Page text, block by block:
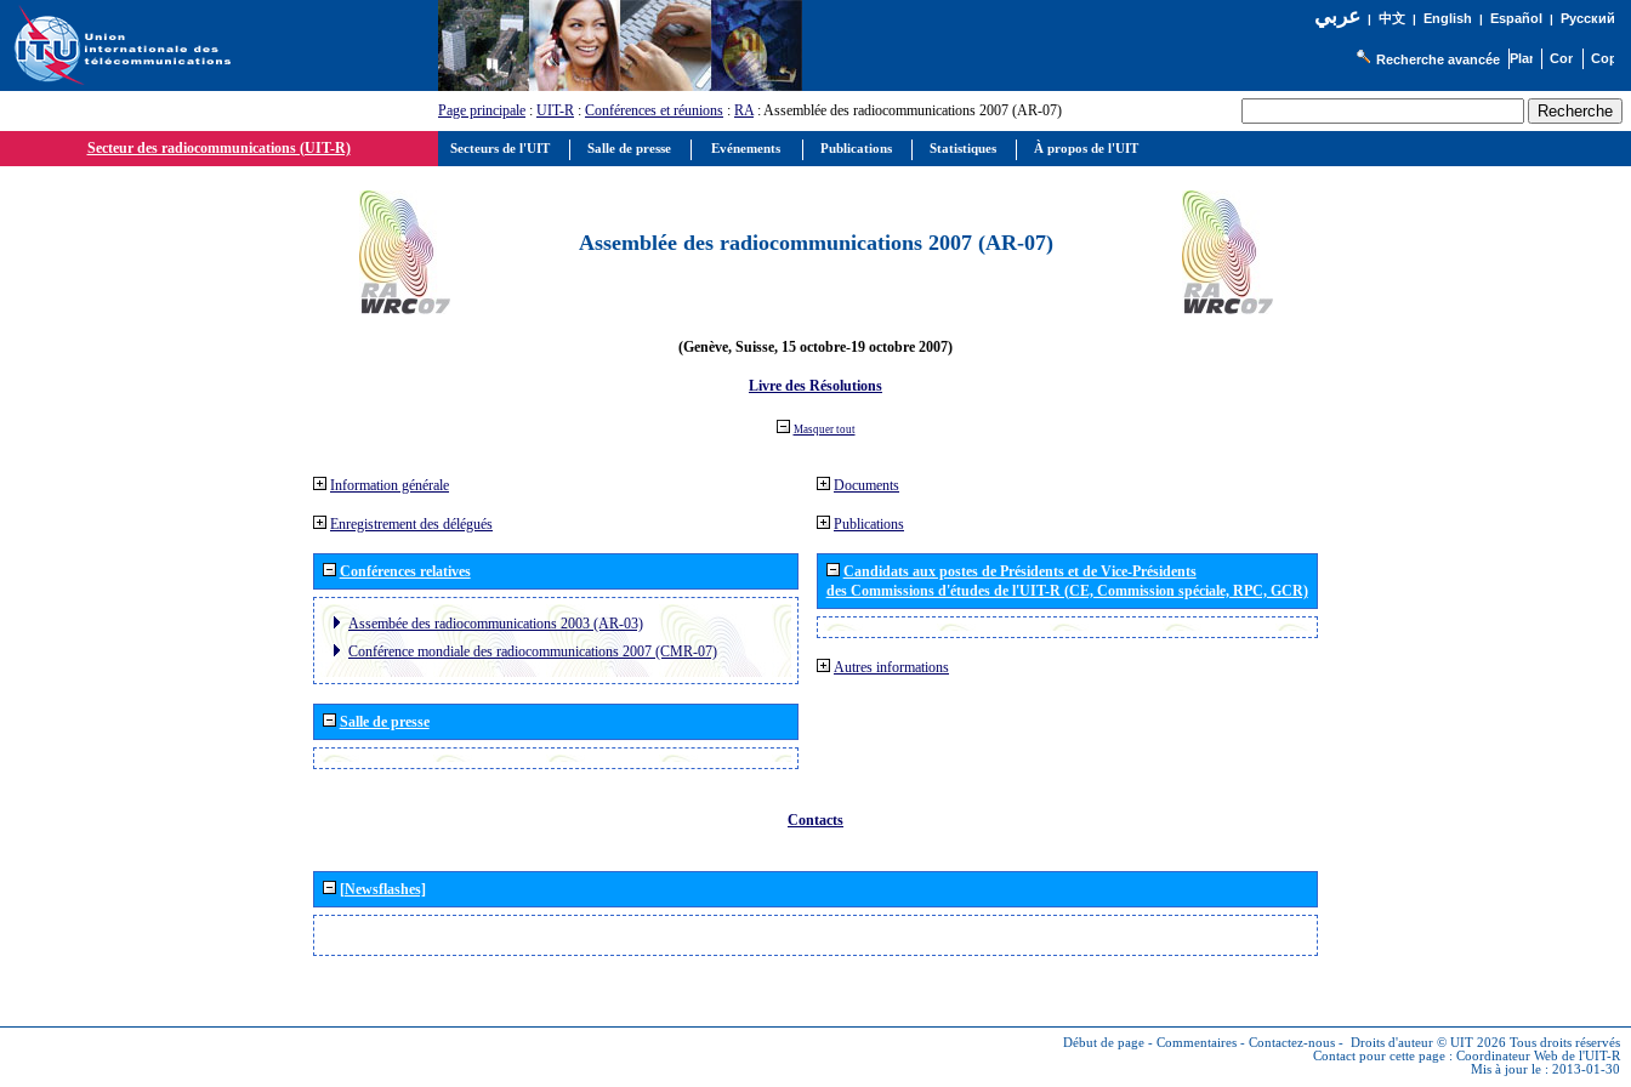
عربي| 中文| English | Español | Русский
Recherche avancée
Page principale : UIT-R : Conférences et réunions : RA: Assemblée des radiocommunications 2007 (AR-07)
Secteur des radiocommunications (UIT-R)
Assemblée des radiocommunications 2007 (AR-07)
(Genève, Suisse, 15 octobre-19 octobre 2007)
Livre des Résolutions
Masquer tout
Information générale
Enregistrement des délégués
Conférences relatives
Assembée des radiocommunications 2003 (AR-03)
Conférence mondiale des radiocommunications 2007 (CMR-07)
Salle de presse
Documents
Publications
Candidats aux postes de Présidents et de Vice-Présidents
des Commissions d'études de l'UIT-R (CE, Commission spéciale, RPC, GCR)
Autres informations
Contacts
[Newsflashes]
Début de page - Commentaires - Contactez-nous - Droits d'auteur © UIT 2026 Tous droits réservés
Contact pour cette page : Coordinateur Web de l'UIT-R
Mis à jour le : 2013-01-30
Secteurs de l'UIT Salle de presse Evénements Publications Statistiques À propos de l'UIT